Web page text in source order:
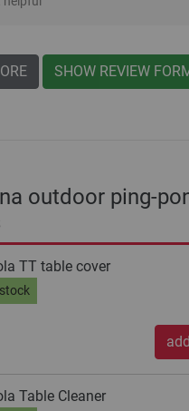
SHOW REVIEW
outdoor ping-
TT table cover
Table Cleaner